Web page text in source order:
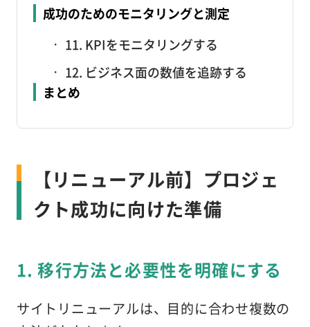
成功のためのモニタリングと測定
11. KPIをモニタリングする
12. ビジネス面の数値を追跡する
まとめ
【リニューアル前】プロジェ
クト成功に向けた準備
1. 移行方法と必要性を明確にする
サイトリニューアルは、目的に合わせ複数の